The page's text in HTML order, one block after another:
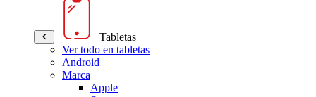
Tabletas
Ver todo en tabletas
Android
Marca
Apple